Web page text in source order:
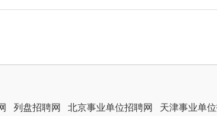
列盘招聘网 北京事业单位招聘网 天津事业单